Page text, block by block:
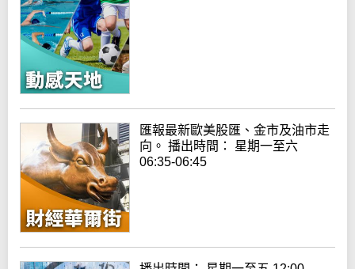
匯報最新歐美股匯、金市及油市走
向。 播出時間： 星期一至六
06:35-06:45